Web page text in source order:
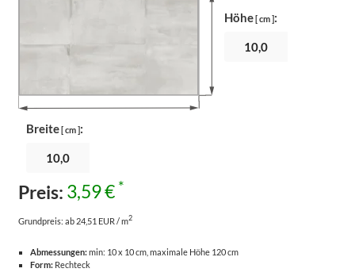
Breite[ cm ]:
Höhe[ cm ]:
Preis: 3,59 € *
Grundpreis: ab 24,51 EUR / m2
Abmessungen:min: 10 x 10 cm, maximale Höhe 120 cm
Form:Rechteck